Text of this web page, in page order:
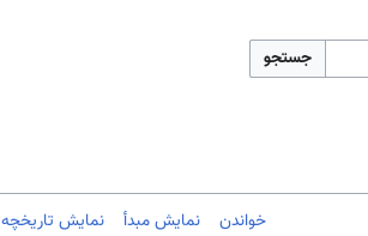
جستجو
خواندن نمایش مبدأ نمایش تاریخچه